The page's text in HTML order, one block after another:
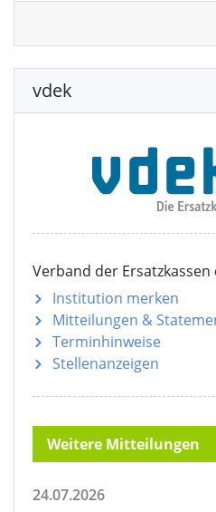
vdek
Verband der Ersatzkassen
Institution merken
Mitteilungen &
Terminhinweise
Stellenanzeigen
Weitere Mitteilungen
24.07.2026